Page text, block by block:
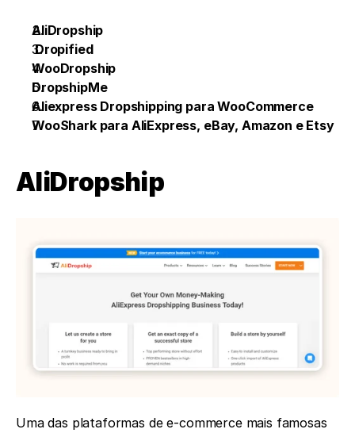
AliDropship
Dropified
WooDropship
DropshipMe
Aliexpress Dropshipping para WooCommerce
WooShark para AliExpress, eBay, Amazon e Etsy
AliDropship
Uma das plataformas de e-commerce mais famosas